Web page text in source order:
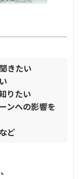
きたい
りたい
ンへの影響を
など